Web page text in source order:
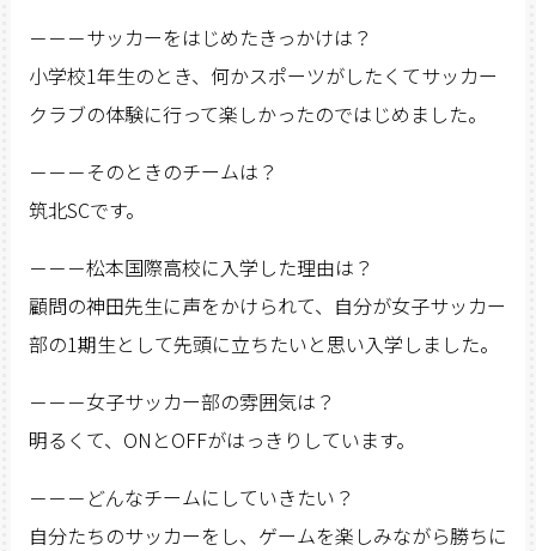
－－－サッカーをはじめたきっかけは？
小学校1年生のとき、何かスポーツがしたくてサッカー
クラブの体験に行って楽しかったのではじめました。
－－－そのときのチームは？
筑北SCです。
－－－松本国際高校に入学した理由は？
顧問の神田先生に声をかけられて、自分が女子サッカー
部の1期生として先頭に立ちたいと思い入学しました。
－－－女子サッカー部の雰囲気は？
明るくて、ONとOFFがはっきりしています。
－－－どんなチームにしていきたい？
自分たちのサッカーをし、ゲームを楽しみながら勝ちに